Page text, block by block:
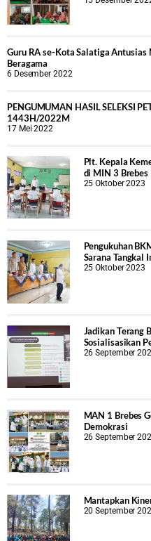
Guru RA se-Kota Salatiga
Beragama
6 Desember 2022
PENGUMUMAN HASIL SELEKSI
1443H/2022M
17 Mei 2022
Plt. Kepala
di MIN 3 Brebes
25 Oktober 2023
Pengukuhan
Sarana Tangkal
25 Oktober 2023
Jadikan Terang
Sosialisasikan
26 September
MAN 1 Brebes
Demokrasi
26 September
Mantapkan
20 September